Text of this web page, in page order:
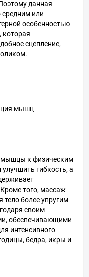
данная
средним или
особенностью
которая
сцепление,
мышц
мышцы к физическим
гибкость, а
того, массаж
тело более упругим
своим
обеспечивающими
интенсивного
бедра, икры и